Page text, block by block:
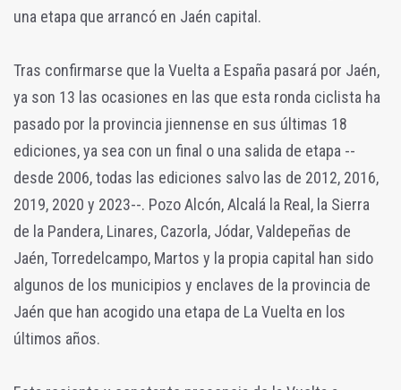
una etapa que arrancó en Jaén capital.
Tras confirmarse que la Vuelta a España pasará por Jaén,
ya son 13 las ocasiones en las que esta ronda ciclista ha
pasado por la provincia jiennense en sus últimas 18
ediciones, ya sea con un final o una salida de etapa --
desde 2006, todas las ediciones salvo las de 2012, 2016,
2019, 2020 y 2023--. Pozo Alcón, Alcalá la Real, la Sierra
de la Pandera, Linares, Cazorla, Jódar, Valdepeñas de
Jaén, Torredelcampo, Martos y la propia capital han sido
algunos de los municipios y enclaves de la provincia de
Jaén que han acogido una etapa de La Vuelta en los
últimos años.